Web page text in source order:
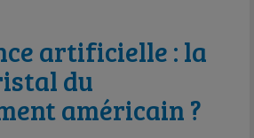
artificielle : la
du
américain ?